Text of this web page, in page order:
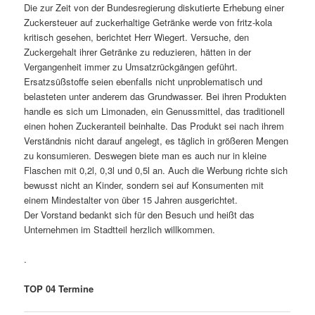
Die zur Zeit von der Bundesregierung diskutierte Erhebung einer
Zuckersteuer auf zuckerhaltige Getränke werde von fritz-kola
kritisch gesehen, berichtet Herr Wiegert. Versuche, den
Zuckergehalt ihrer Getränke zu reduzieren, hätten in der
Vergangenheit immer zu Umsatzrückgängen geführt.
Ersatzsüßstoffe seien ebenfalls nicht unproblematisch und
belasteten unter anderem das Grundwasser. Bei ihren Produkten
handle es sich um Limonaden, ein Genussmittel, das traditionell
einen hohen Zuckeranteil beinhalte. Das Produkt sei nach ihrem
Verständnis nicht darauf angelegt, es täglich in größeren Mengen
zu konsumieren. Deswegen biete man es auch nur in kleine
Flaschen mit 0,2l, 0,3l und 0,5l an. Auch die Werbung richte sich
bewusst nicht an Kinder, sondern sei auf Konsumenten mit
einem Mindestalter von über 15 Jahren ausgerichtet.
Der Vorstand bedankt sich für den Besuch und heißt das
Unternehmen im Stadtteil herzlich willkommen.
.
TOP 04 Termine